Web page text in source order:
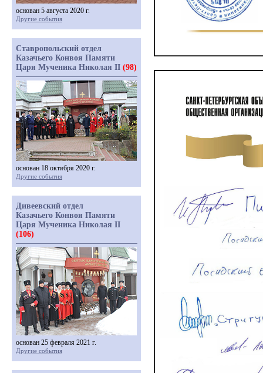
основан 5 августа 2020 г.
Другие события
Ставропольский отдел
Казачьего Конвоя Памяти
Царя Мученика Николая II (98)
основан 18 октября 2020 г.
Другие события
Дивеевский отдел
Казачьего Конвоя Памяти
Царя Мученика Николая II
(106)
основан 25 февраля 2021 г.
Другие события